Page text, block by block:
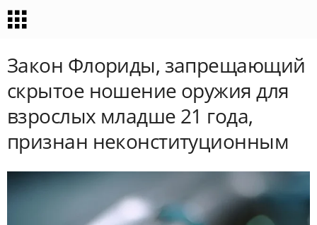
Закон Флориды, запрещающий
скрытое ношение оружия для
взрослых младше 21 года,
признан неконституционным